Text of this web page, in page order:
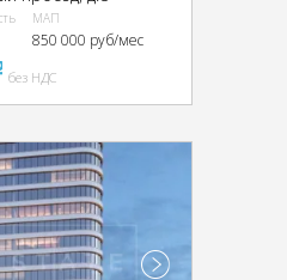
МАП
850 000 руб/мес
без НДС